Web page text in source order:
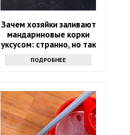
Зачем хозяйки заливают
мандариновые корки
уксусом: странно, но так
ПОДРОБНЕЕ